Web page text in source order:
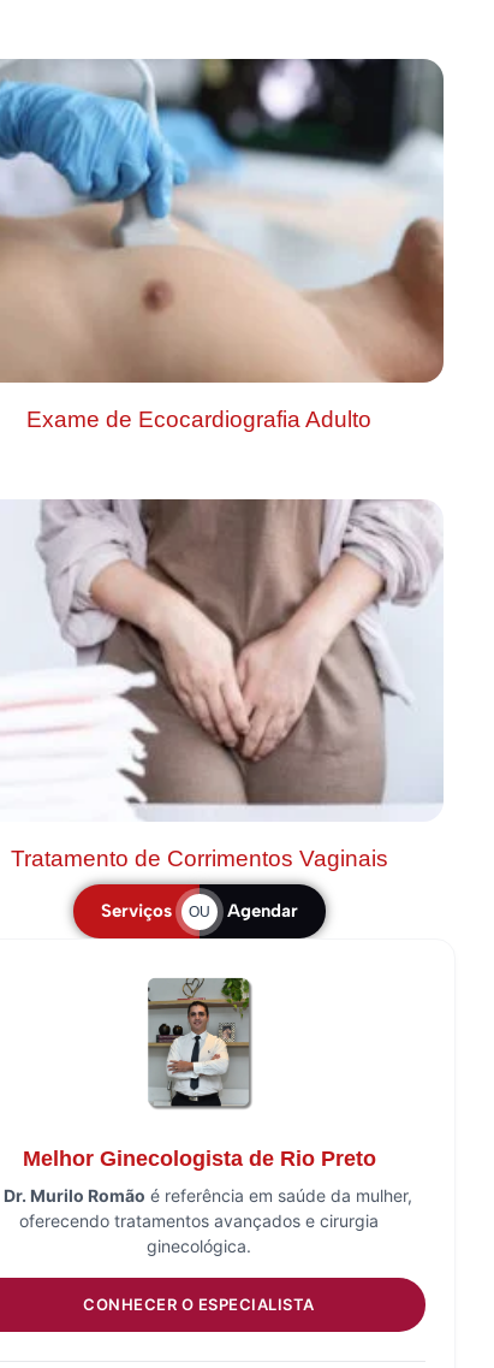
Exame de Ecocardiografia Adulto
Tratamento de Corrimentos Vaginais
Serviços OU Agendar
Melhor Ginecologista de Rio Preto
Dr. Murilo Romão é referência em saúde da mulher,
oferecendo tratamentos avançados e cirurgia
ginecológica.
CONHECER O ESPECIALISTA